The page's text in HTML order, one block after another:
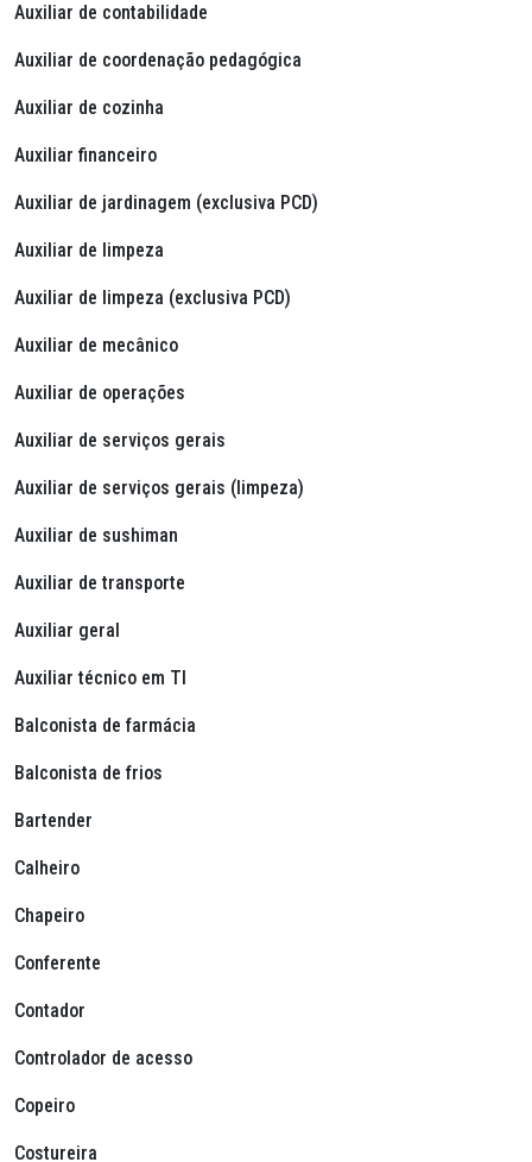
Auxiliar de contabilidade
Auxiliar de coordenação pedagógica
Auxiliar de cozinha
Auxiliar financeiro
Auxiliar de jardinagem (exclusiva PCD)
Auxiliar de limpeza
Auxiliar de limpeza (exclusiva PCD)
Auxiliar de mecânico
Auxiliar de operações
Auxiliar de serviços gerais
Auxiliar de serviços gerais (limpeza)
Auxiliar de sushiman
Auxiliar de transporte
Auxiliar geral
Auxiliar técnico em TI
Balconista de farmácia
Balconista de frios
Bartender
Calheiro
Chapeiro
Conferente
Contador
Controlador de acesso
Copeiro
Costureira